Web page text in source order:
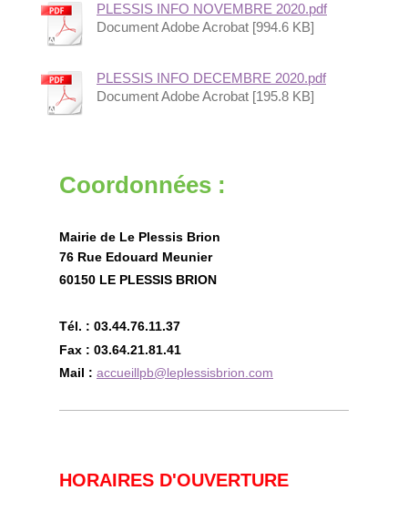
PLESSIS INFO NOVEMBRE 2020.pdf
Document Adobe Acrobat [994.6 KB]
PLESSIS INFO DECEMBRE 2020.pdf
Document Adobe Acrobat [195.8 KB]
Coordonnées :
Mairie de Le Plessis Brion
76 Rue Edouard Meunier
60150 LE PLESSIS BRION
Tél. : 03.44.76.11.37
Fax : 03.64.21.81.41
Mail : accueillpb@leplessisbrion.com
HORAIRES D'OUVERTURE